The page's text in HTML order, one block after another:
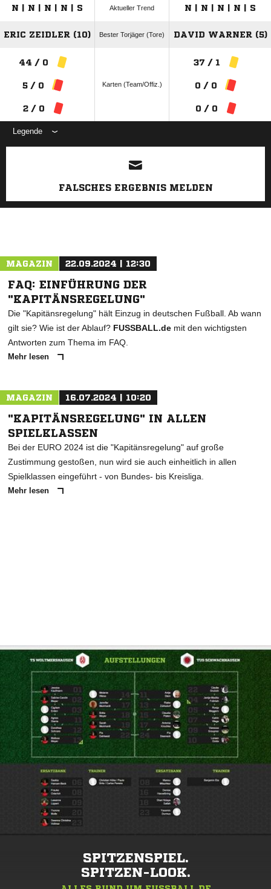
N | N | N | N | S Aktueller Trend N | N | N | N | S
ERIC ZEIDLER (10) Bester Torjäger (Tore) DAVID WARNER (5)
44 / 0
5 / 0
2 / 0
Karten (Team/Offiz.)
37 / 1
0 / 0
0 / 0
Legende
ANZEIGE
FALSCHES ERGEBNIS MELDEN
MAGAZIN 22.09.2024 | 12:30
FAQ: EINFÜHRUNG DER
"KAPITÄNSREGELUNG"
Die "Kapitänsregelung" hält Einzug in deutschen Fußball. Ab wann
gilt sie? Wie ist der Ablauf? FUSSBALL.de mit den wichtigsten
Antworten zum Thema im FAQ.
Mehr lesen
MAGAZIN 16.07.2024 | 10:20
"KAPITÄNSREGELUNG" IN ALLEN
SPIELKLASSEN
Bei der EURO 2024 ist die "Kapitänsregelung" auf große
Zustimmung gestoßen, nun wird sie auch einheitlich in allen
Spielklassen eingeführt - von Bundes- bis Kreisliga.
Mehr lesen
SPITZENSPIEL.
SPITZEN-LOOK.